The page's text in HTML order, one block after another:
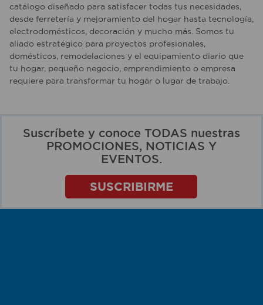
catálogo diseñado para satisfacer todas tus necesidades,
desde ferretería y mejoramiento del hogar hasta tecnología,
electrodomésticos, decoración y mucho más. Somos tu
aliado estratégico para proyectos profesionales,
domésticos, remodelaciones y el equipamiento diario que
tu hogar, pequeño negocio, emprendimiento o empresa
requiere para transformar tu hogar o lugar de trabajo.
Suscríbete y conoce TODAS nuestras
PROMOCIONES, NOTICIAS Y
EVENTOS.
SUSCRIBIRME